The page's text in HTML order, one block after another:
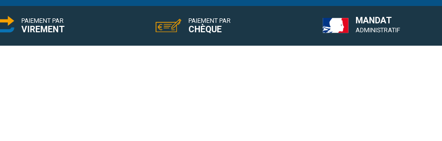
PAIEMENT PAR
VIREMENT
PAIEMENT PAR
CHÈQUE
MANDAT
ADMINISTRATIF